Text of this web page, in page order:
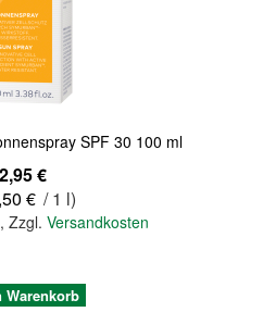
SPF 30 100 ml
€
€ / 1 l)
, Zzgl. Versandkosten
Warenkorb